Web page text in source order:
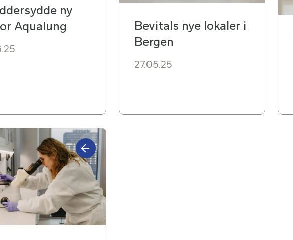
ny
Aqualung
Bevitals nye lokaler i
Bergen
27.05.25